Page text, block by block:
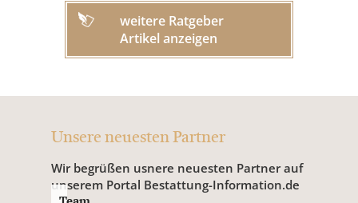
weitere Ratgeber
Artikel anzeigen
Unsere neuesten Partner
Wir begrüßen usnere neuesten Partner auf
unserem Portal Bestattung-Information.de